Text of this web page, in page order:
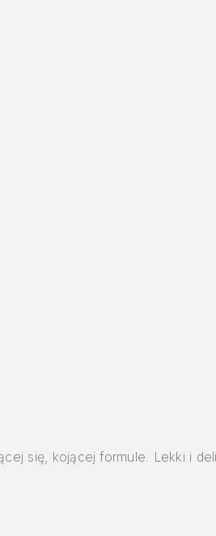
się, kojącej formule. Lekki i